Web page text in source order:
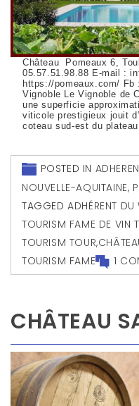
Château Pomeaux 6,
05.57.51.98.88 E-mail :
https://pomeaux.com/
Vignoble Le Vignoble de
une superficie
viticole prestigieux jouit
coteau sud-est du
POSTED IN
NOUVELLE-AQUITAINE,
TAGGEDADHÉRENT
TOURISM FAME DE VIN
TOURISM TOUR,
TOURISM FAME
1
CHÂTEAU